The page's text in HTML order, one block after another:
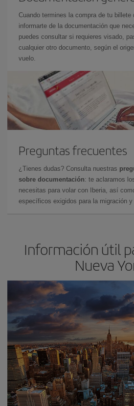
Cuando termines la compra de tu billete
informarte de la documentación que
puedes consultar si requieres visado,
cualquier otro documento, según el
vuelo.
Preguntas frecuentes
¿Tienes dudas? Consulta nuestras
sobre documentación: te aclaramos
necesitas para volar con Iberia, así
específicos exigidos para la migración y
Información útil
Nueva